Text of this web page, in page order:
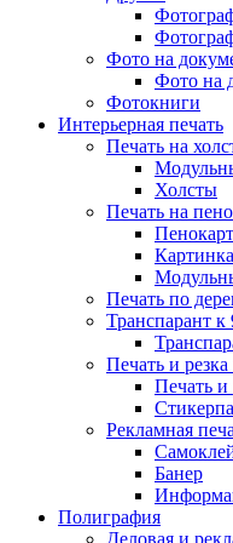
Фото на
Фото на
Фотокниги
Интерьерная печать
Печать на
Холсты
Печать на
Печать по
Транспарант к
Печать и
Печать и
Рекламная
Банер
Полиграфия
Деловая и